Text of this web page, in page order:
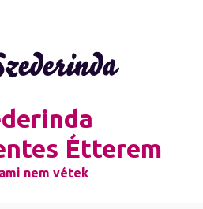
Étterem
nem vétek